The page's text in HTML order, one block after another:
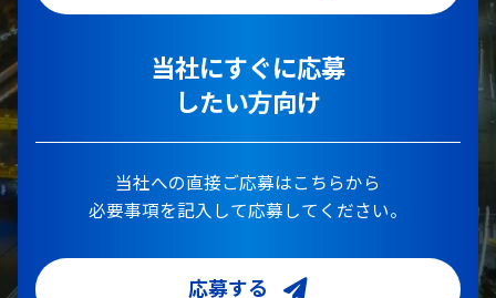
当社にすぐに応募
したい方向け
当社への直接ご応募はこちらから
必要事項を記入して応募してください。
応募する